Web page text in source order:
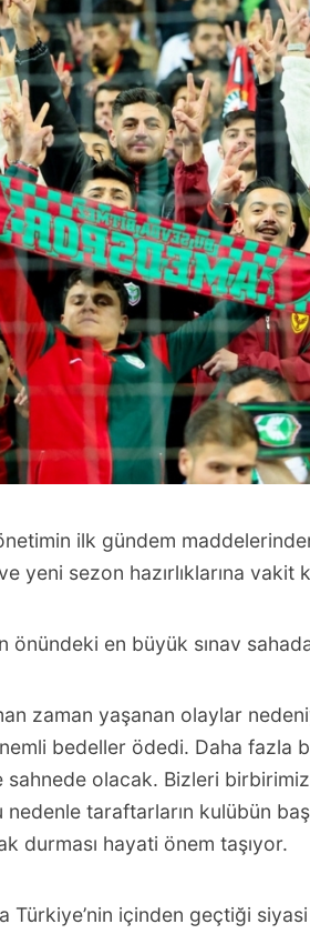
ilk gündem
yeni sezon hazırlıklarına
önündeki en büyük sınav
zaman yaşanan olaylar
bedeller ödedi. Daha fazla
olacak. Bizleri
taraftarların kulübün
durması hayati önem taşıyor.
Türkiye’nin içinden geçtiği